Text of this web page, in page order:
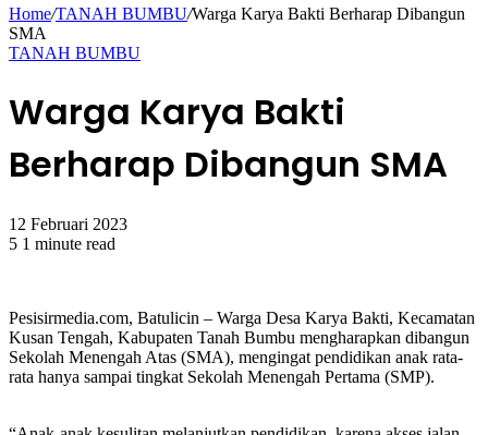
Home/TANAH BUMBU/Warga Karya Bakti Berharap Dibangun
SMA
TANAH BUMBU
Warga Karya Bakti
Berharap Dibangun SMA
12 Februari 2023
5 1 minute read
Pesisirmedia.com, Batulicin – Warga Desa Karya Bakti, Kecamatan
Kusan Tengah, Kabupaten Tanah Bumbu mengharapkan dibangun
Sekolah Menengah Atas (SMA), mengingat pendidikan anak rata-
rata hanya sampai tingkat Sekolah Menengah Pertama (SMP).